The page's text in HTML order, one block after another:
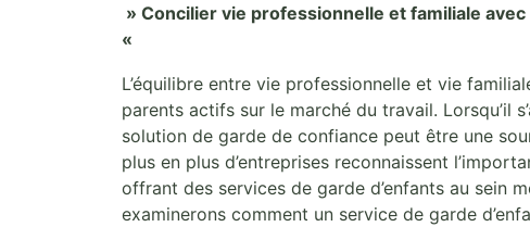
» Concilier vie professionnelle et familiale
«
L’équilibre entre vie professionnelle et vie
parents actifs sur le marché du travail. Lorsqu’il
solution de garde de confiance peut être une
plus en plus d’entreprises reconnaissent
offrant des services de garde d’enfants au sein
examinerons comment un service de garde